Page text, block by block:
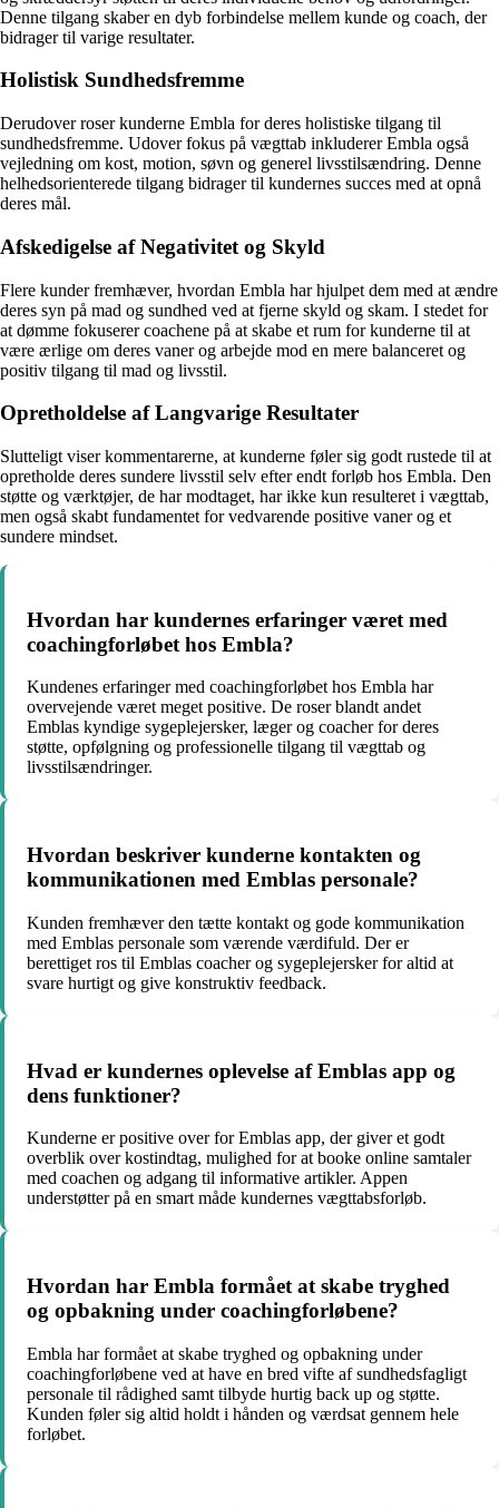
Denne tilgang skaber en dyb forbindelse mellem kunde og coach, der
bidrager til varige resultater.
Holistisk Sundhedsfremme
Derudover roser kunderne Embla for deres holistiske tilgang til
sundhedsfremme. Udover fokus på vægttab inkluderer Embla også
vejledning om kost, motion, søvn og generel livsstilsændring. Denne
helhedsorienterede tilgang bidrager til kundernes succes med at opnå
deres mål.
Afskedigelse af Negativitet og Skyld
Flere kunder fremhæver, hvordan Embla har hjulpet dem med at ændre
deres syn på mad og sundhed ved at fjerne skyld og skam. I stedet for
at dømme fokuserer coachene på at skabe et rum for kunderne til at
være ærlige om deres vaner og arbejde mod en mere balanceret og
positiv tilgang til mad og livsstil.
Opretholdelse af Langvarige Resultater
Slutteligt viser kommentarerne, at kunderne føler sig godt rustede til at
opretholde deres sundere livsstil selv efter endt forløb hos Embla. Den
støtte og værktøjer, de har modtaget, har ikke kun resulteret i vægttab,
men også skabt fundamentet for vedvarende positive vaner og et
sundere mindset.
Hvordan har kundernes erfaringer været med
coachingforløbet hos Embla?
Kundenes erfaringer med coachingforløbet hos Embla har
overvejende været meget positive. De roser blandt andet
Emblas kyndige sygeplejersker, læger og coacher for deres
støtte, opfølgning og professionelle tilgang til vægttab og
livsstilsændringer.
Hvordan beskriver kunderne kontakten og
kommunikationen med Emblas personale?
Kunden fremhæver den tætte kontakt og gode kommunikation
med Emblas personale som værende værdifuld. Der er
berettiget ros til Emblas coacher og sygeplejersker for altid at
svare hurtigt og give konstruktiv feedback.
Hvad er kundernes oplevelse af Emblas app og
dens funktioner?
Kunderne er positive over for Emblas app, der giver et godt
overblik over kostindtag, mulighed for at booke online samtaler
med coachen og adgang til informative artikler. Appen
understøtter på en smart måde kundernes vægttabsforløb.
Hvordan har Embla formået at skabe tryghed
og opbakning under coachingforløbene?
Embla har formået at skabe tryghed og opbakning under
coachingforløbene ved at have en bred vifte af sundhedsfagligt
personale til rådighed samt tilbyde hurtig back up og støtte.
Kunden føler sig altid holdt i hånden og værdsat gennem hele
forløbet.